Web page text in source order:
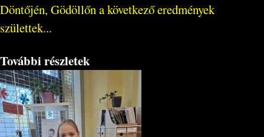
Döntőjén, Gödöllőn a következő eredmények
születtek...
További részletek